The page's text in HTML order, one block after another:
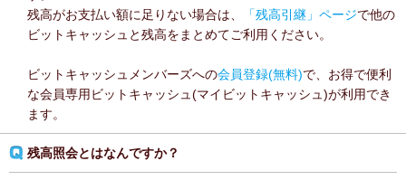
残高がお支払い額に足りない場合は、
「残高引継」ページで他の
ビットキャッシュと残高をまとめてご利用ください。
ビットキャッシュメンバーズへの会員登録(無料)で、お得で便利
な会員専用ビットキャッシュ(マイビットキャッシュ)が利用でき
ます。
残高照会とはなんですか？